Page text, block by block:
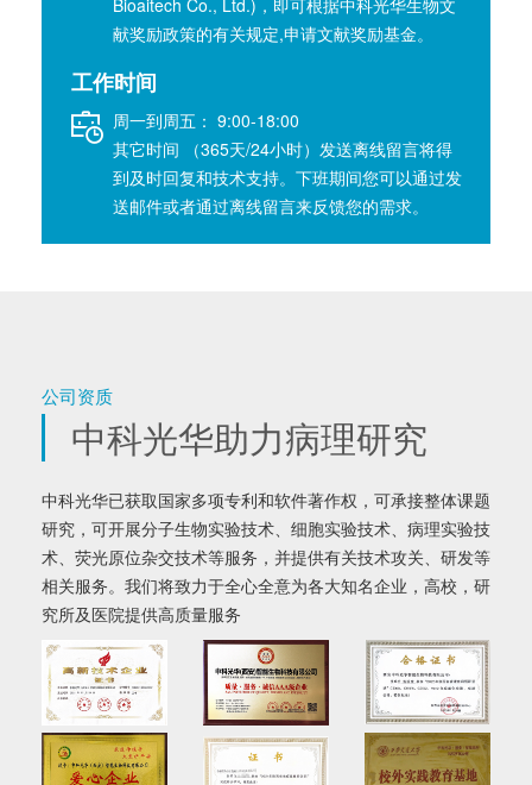
Bioaitech Co., Ltd.)，即可根据中科光华生物文
献奖励政策的有关规定,申请文献奖励基金。
工作时间
周一到周五： 9:00-18:00
其它时间 （365天/24小时）发送离线留言将得
到及时回复和技术支持。下班期间您可以通过发
送邮件或者通过离线留言来反馈您的需求。
公司资质
中科光华助力病理研究
中科光华已获取国家多项专利和软件著作权，可承接整体课题
研究，可开展分子生物实验技术、细胞实验技术、病理实验技
术、荧光原位杂交技术等服务，并提供有关技术攻关、研发等
相关服务。我们将致力于全心全意为各大知名企业，高校，研
究所及医院提供高质量服务